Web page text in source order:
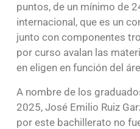
puntos, de un mínimo de
internacional, que es un
junto con componentes
por curso avalan las
en eligen en función del
A nombre de los
2025, José Emilio Ruiz
por este bachillerato no